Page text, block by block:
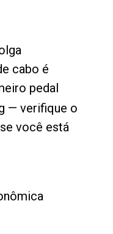
cabo é
pedal
— verifique o
você está